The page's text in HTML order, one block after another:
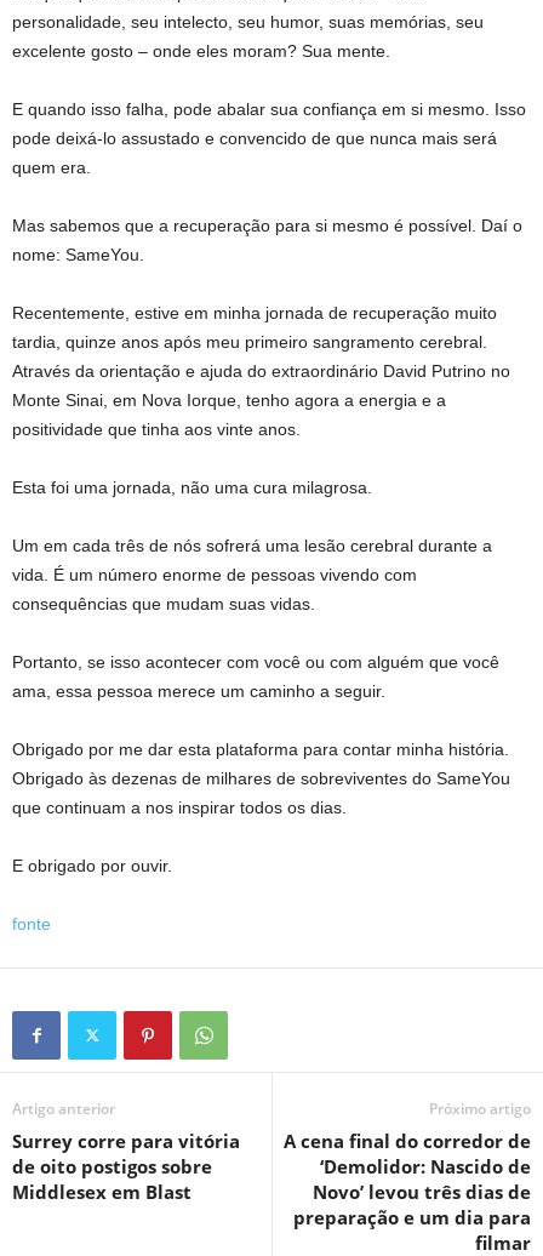
personalidade, seu intelecto, seu humor, suas memórias, seu
excelente gosto – onde eles moram? Sua mente.
E quando isso falha, pode abalar sua confiança em si mesmo. Isso
pode deixá-lo assustado e convencido de que nunca mais será
quem era.
Mas sabemos que a recuperação para si mesmo é possível. Daí o
nome: SameYou.
Recentemente, estive em minha jornada de recuperação muito
tardia, quinze anos após meu primeiro sangramento cerebral.
Através da orientação e ajuda do extraordinário David Putrino no
Monte Sinai, em Nova Iorque, tenho agora a energia e a
positividade que tinha aos vinte anos.
Esta foi uma jornada, não uma cura milagrosa.
Um em cada três de nós sofrerá uma lesão cerebral durante a
vida. É um número enorme de pessoas vivendo com
consequências que mudam suas vidas.
Portanto, se isso acontecer com você ou com alguém que você
ama, essa pessoa merece um caminho a seguir.
Obrigado por me dar esta plataforma para contar minha história.
Obrigado às dezenas de milhares de sobreviventes do SameYou
que continuam a nos inspirar todos os dias.
E obrigado por ouvir.
fonte
Artigo anterior
Surrey corre para vitória
de oito postigos sobre
Middlesex em Blast
Próximo artigo
A cena final do corredor de
‘Demolidor: Nascido de
Novo’ levou três dias de
preparação e um dia para
filmar